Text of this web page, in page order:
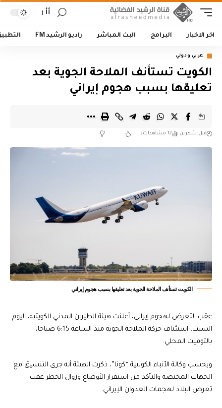
أأ
اخر الاخبار البرامج البث المباشر راديو الرشيد FM
عربي ودولي
الكويت تستأنف الملاحة الجوية بعد
تعليقها بسبب هجوم إيراني
قبل شهرين 12 مشاهدات
الكويت تستأنف الملاحة الجوية بعد تعليقها بسبب هجوم إيراني
عقب التعرض لهجوم إيراني، أعلنت هيئة الطيران المدني الكويتية، اليوم
السبت، استئناف حركة الملاحة الجوية منذ الساعة 6:15 صباحا،
بالتوقيت المحلي.
وبحسب وكالة الأنباء الكويتية “كونا”، ذكرت الهيئة أنه جرى التنسيق مع
الجهات المختصة والتأكد من استقرار الأوضاع وزوال الخطر عقب
تعرض البلاد لهجمات العدوان الإيراني.